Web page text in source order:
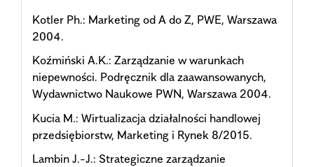
Kotler Ph.: Marketing od A do Z, PWE, Warszawa
2004.
Koźmiński A.K.: Zarządzanie w warunkach
niepewności. Podręcznik dla zaawansowanych,
Wydawnictwo Naukowe PWN, Warszawa 2004.
Kucia M.: Wirtualizacja działalności handlowej
przedsiębiorstw, Marketing i Rynek 8/2015.
Lambin J.-J.: Strategiczne zarządzanie